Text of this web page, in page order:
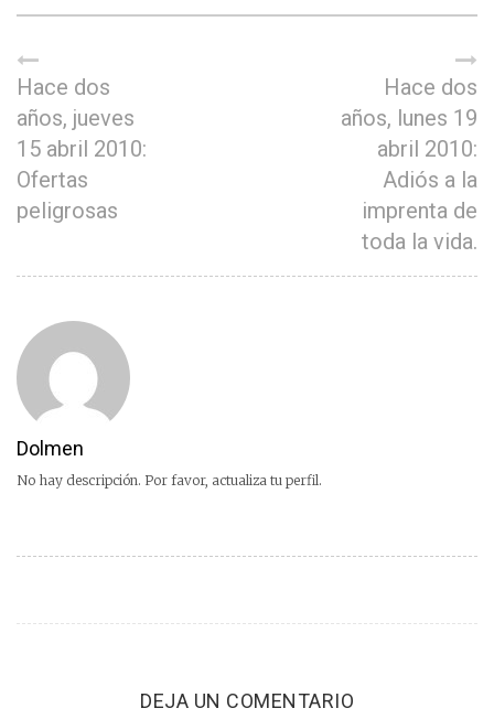
Hace dos
años, jueves
15 abril 2010:
Ofertas
peligrosas
Hace dos
años, lunes 19
abril 2010:
Adiós a la
imprenta de
toda la vida.
Dolmen
No hay descripción. Por favor, actualiza tu perfil.
DEJA UN COMENTARIO